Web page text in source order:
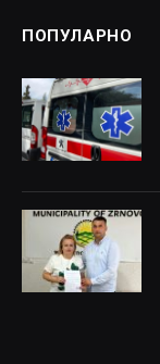
ПОПУЛАРНО